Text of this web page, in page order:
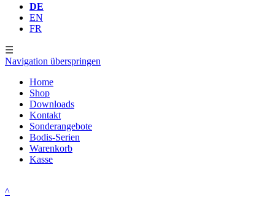
DE
EN
FR
☰
Navigation überspringen
Home
Shop
Downloads
Kontakt
Sonderangebote
Bodis-Serien
Warenkorb
Kasse
^